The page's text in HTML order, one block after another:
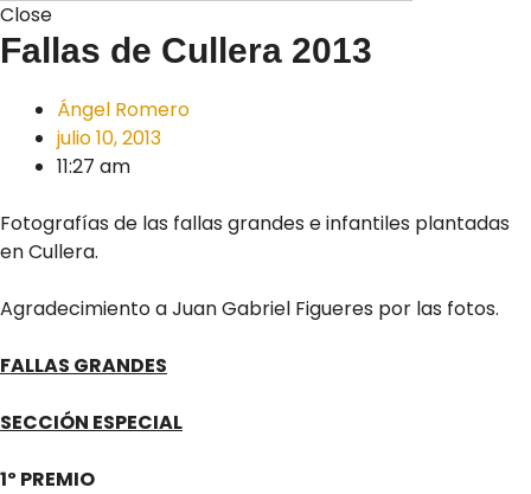
Close
Fallas de Cullera 2013
Ángel Romero
julio 10, 2013
11:27 am
Fotografías de las fallas grandes e infantiles plantadas
en Cullera.
Agradecimiento a Juan Gabriel Figueres por las fotos.
FALLAS GRANDES
SECCIÓN ESPECIAL
1º PREMIO